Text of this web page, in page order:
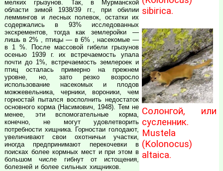
мелких грызунов. Так, в Мурманской
области зимой 1938/39 гг., при обилии
леммингов и лесных полевок, остатки их
содержались в 93% исследованных
экскрементов, тогда как землеройки —
лишь в 2% , птицы — в 6% , насекомые —
в 1 %. После массовой гибели грызунов
осенью 1939 г. их встречаемость упала
почти до 1%, встречаемость землероек и
птиц осталась примерно на прежнем
уровне, но, зато резко возросло
использование насекомых и плодов
можжевельника, черники, вороники, чем
горностай пытался восполнить недостаток
основного корма (Насимович, 1948). Тем не
менее, эти вспомогательные корма,
конечно, не могут удовлетворить
потребности хищника. Горностаи голодают,
увеличивают свои охотничьи участки,
иногда предпринимают перекочевки в
поисках более кормных мест и при этом в
большом числе гибнут от истощения,
болезней и более сильных хищников.
sibirica.
Солонгой, или
сусленник.
Mustela
(Kolonocus)
altaica.